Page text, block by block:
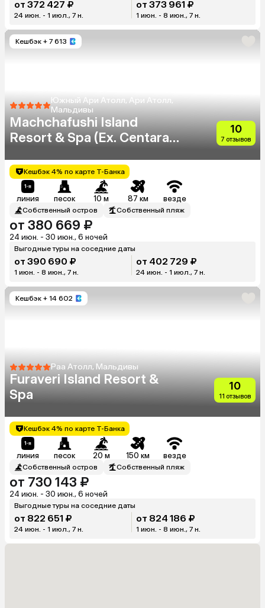
от 372 427 ₽
24 июн. - 1 июл., 7 н.
от 373 961 ₽
1 июн. - 8 июн., 7 н.
Кешбэк + 7 613
Южный Ари Атолл, Ари Атолл,
Мальдивы
Machchafushi Island
Resort & Spa (Ex. Centara
Maldives)
10
7 отзывов
Кешбэк 4% по карте Т-Банка
линия песок 10 м 87 км везде
Собственный остров Собственный пляж
от 380 669 ₽
24 июн. - 30 июн., 6 ночей
Выгодные туры на соседние даты
от 390 690 ₽
1 июн. - 8 июн., 7 н.
от 402 729 ₽
24 июн. - 1 июл., 7 н.
Кешбэк + 14 602
Раа Атолл, Мальдивы
Furaveri Island Resort &
Spa
10
11 отзывов
Кешбэк 4% по карте Т-Банка
линия песок 20 м 150 км везде
Собственный остров Собственный пляж
от 730 143 ₽
24 июн. - 30 июн., 6 ночей
Выгодные туры на соседние даты
от 822 651 ₽
24 июн. - 1 июл., 7 н.
от 824 186 ₽
1 июн. - 8 июн., 7 н.